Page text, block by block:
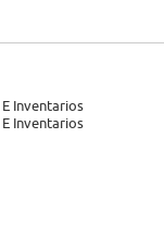
Inventarios
Inventarios